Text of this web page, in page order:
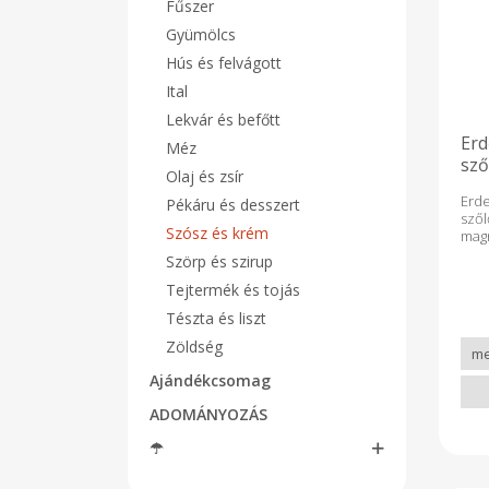
Fűszer
Gyümölcs
Hús és felvágott
Ital
Lekvár és befőtt
Méz
Olaj és zsír
Pékáru és desszert
Szósz és krém
Szörp és szirup
Tejtermék és tojás
Tészta és liszt
Zöldség
Ajándékcsomag
ADOMÁNYOZÁS
☂